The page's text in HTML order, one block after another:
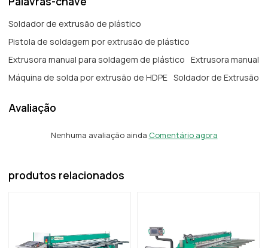
Soldador de extrusão de plástico
Pistola de soldagem por extrusão de plástico
Extrusora manual para soldagem de plástico
Extrusora manual
Máquina de solda por extrusão de HDPE Soldador de Extrusão
Avaliação
Nenhuma avaliação ainda Comentário agora
produtos relacionados